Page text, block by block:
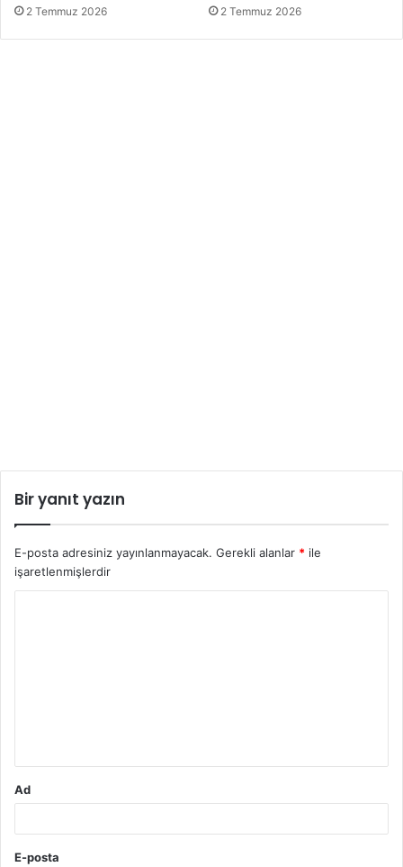
2 Temmuz 2026 2 Temmuz 2026
Bir yanıt yazın
E-posta adresiniz yayınlanmayacak. Gerekli alanlar * ile
işaretlenmişlerdir
Ad
E-posta